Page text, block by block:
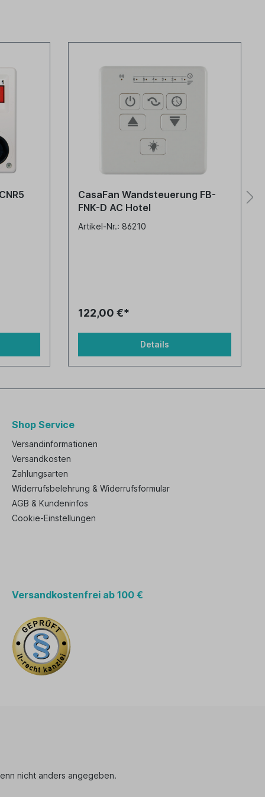
CasaFan Wandsteuerung FB-
FNK-D AC Hotel
Artikel-Nr.: 86210
122,00 €*
Details
Shop Service
Versandinformationen
Versandkosten
Zahlungsarten
Widerrufsbelehrung & Widerrufsformular
AGB & Kundeninfos
Cookie-Einstellungen
Versandkostenfrei ab 100 €
nicht anders angegeben.